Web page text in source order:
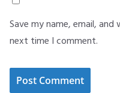
Save my name, email,
next time I comment.